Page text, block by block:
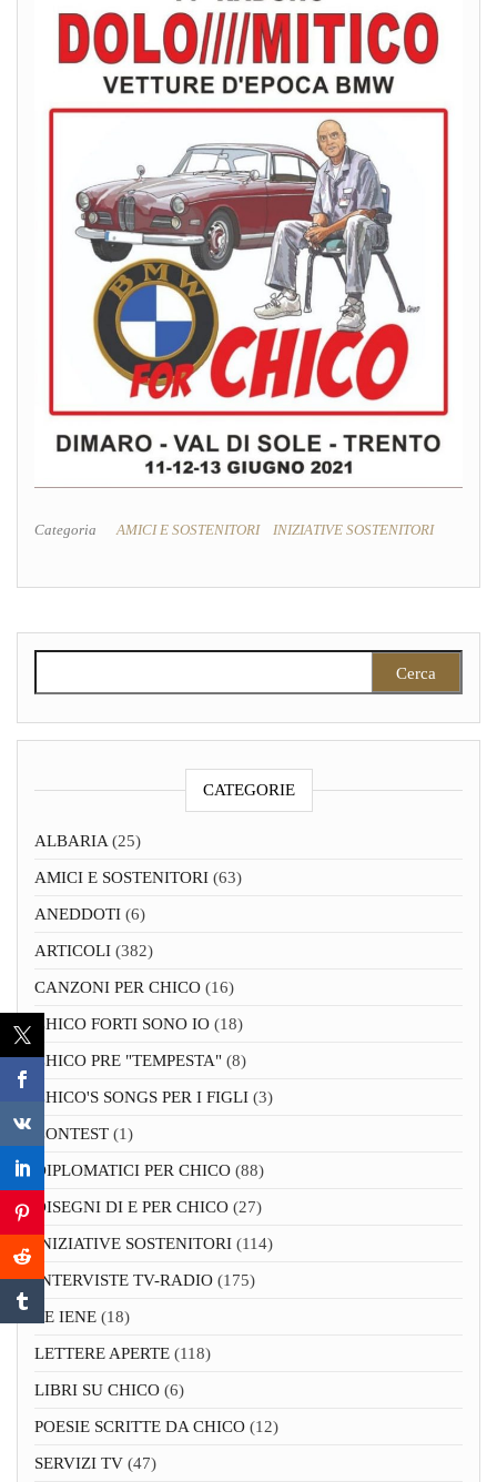
Categoria AMICI E SOSTENITORI INIZIATIVE SOSTENITORI
CATEGORIE
ALBARIA(25)
AMICI E SOSTENITORI (63)
ANEDDOTI (6)
ARTICOLI (382)
CANZONI PER CHICO (16)
CHICO FORTI SONO IO (18)
CHICO PRE "TEMPESTA" (8)
CHICO'S SONGS PER I FIGLI (3)
CONTEST (1)
DIPLOMATICI PER CHICO (88)
DISEGNI DI E PER CHICO (27)
INIZIATIVE SOSTENITORI (114)
INTERVISTE TV-RADIO (175)
LE IENE (18)
LETTERE APERTE (118)
LIBRI SU CHICO (6)
POESIE SCRITTE DA CHICO (12)
SERVIZI TV (47)